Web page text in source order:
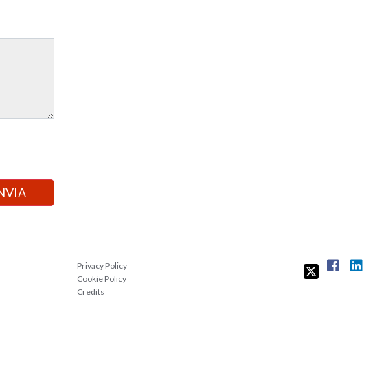
Privacy Policy
Cookie Policy
Credits